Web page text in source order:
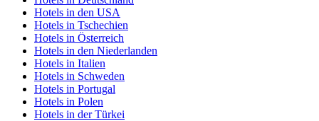
Hotels in den USA
Hotels in Tschechien
Hotels in Österreich
Hotels in den Niederlanden
Hotels in Italien
Hotels in Schweden
Hotels in Portugal
Hotels in Polen
Hotels in der Türkei